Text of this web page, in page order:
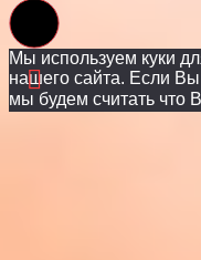
Мы используем куки
нашего сайта. Если Вы
мы будем считать что